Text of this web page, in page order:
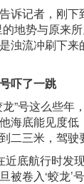
记者，刚下
地势与原来
浊流冲刷下
吓了一跳
”号这么些年
海底能见度低
二三米，驾驶
底航行时发
被卷入‘蛟龙’